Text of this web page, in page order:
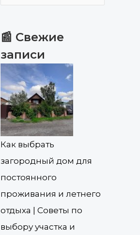
📰 Свежие
записи
Как выбрать
загородный дом для
постоянного
проживания и летнего
отдыха | Советы по
выбору участка и